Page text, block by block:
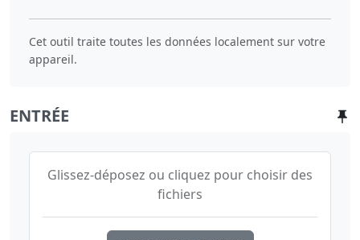
Cet outil traite toutes les données localement sur votre
appareil.
ENTRÉE
Glissez-déposez ou cliquez pour choisir des
fichiers